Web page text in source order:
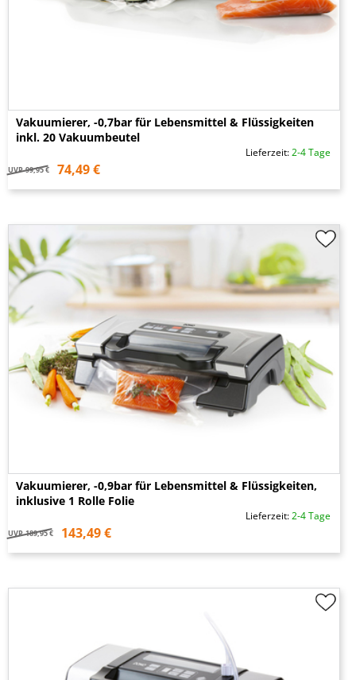
Vakuumierer, -0,7bar für Lebensmittel & Flüssigkeiten
inkl. 20 Vakuumbeutel
Lieferzeit:2-4 Tage
UVP 99,95 € 74,49 €
Vakuumierer, -0,9bar für Lebensmittel & Flüssigkeiten,
inklusive 1 Rolle Folie
Lieferzeit:2-4 Tage
UVP 189,95 € 143,49 €